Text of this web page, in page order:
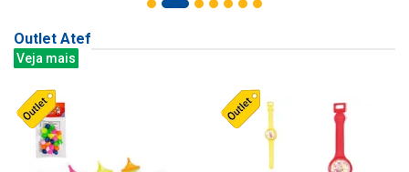
Outlet Atef
Veja mais